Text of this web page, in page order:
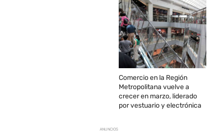
Comercio en la Región
Metropolitana vuelve a
crecer en marzo, liderado
por vestuario y electrónica
ANUNCIOS